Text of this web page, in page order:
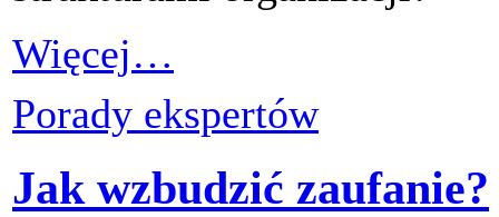
Więcej…
Porady ekspertów
Jak wzbudzić zaufanie?